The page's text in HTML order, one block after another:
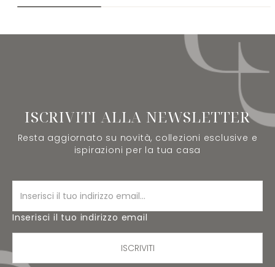
ISCRIVITI ALLA NEWSLETTER
Resta aggiornato su novità, collezioni esclusive e
ispirazioni per la tua casa
Inserisci il tuo indirizzo email
ISCRIVITI